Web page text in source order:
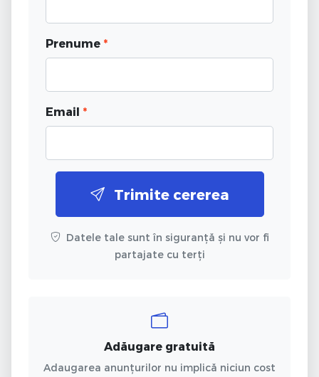
Prenume *
Email *
Trimite cererea
Datele tale sunt în siguranță și nu vor fi
partajate cu terți
Adăugare gratuită
Adaugarea anunțurilor nu implică niciun cost